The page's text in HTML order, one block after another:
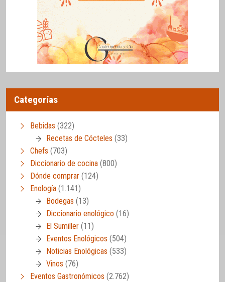
Categorías
Bebidas (322)
Recetas de Cócteles (33)
Chefs (703)
Diccionario de cocina (800)
Dónde comprar (124)
Enología (1.141)
Bodegas (13)
Diccionario enológico (16)
El Sumiller (11)
Eventos Enológicos (504)
Noticias Enológicas (533)
Vinos (76)
Eventos Gastronómicos (2.762)